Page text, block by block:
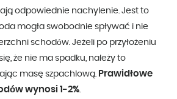
odpowiednie nachylenie. Jest to
mogła swobodnie spływać i nie
schodów. Jeżeli po przyłożeniu
że nie ma spadku, należy to
masę szpachlową. Prawidłowe
wynosi 1-2%.